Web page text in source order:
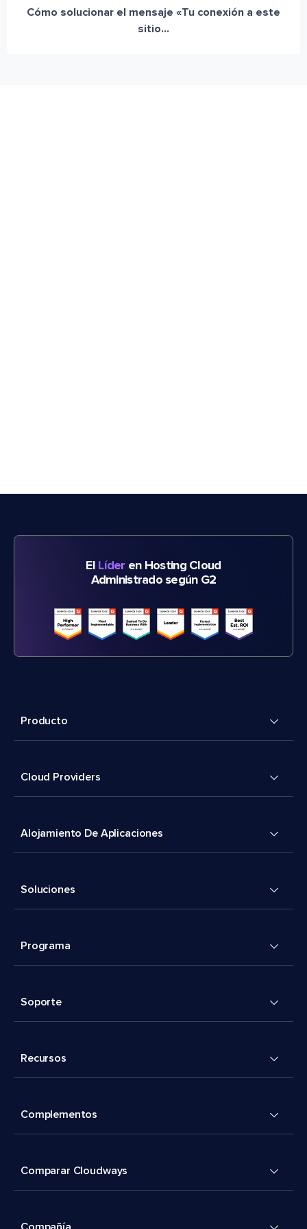
Cómo solucionar el mensaje «Tu conexión a este
sitio...
El Líder en Hosting Cloud
Administrado según G2
Producto
Cloud Providers
Alojamiento De Aplicaciones
Soluciones
Programa
Soporte
Recursos
Complementos
Comparar Cloudways